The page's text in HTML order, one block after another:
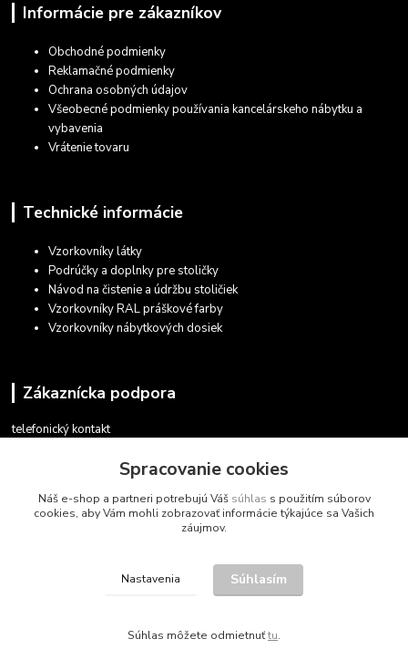
Informácie pre zákazníkov
Obchodné podmienky
Reklamačné podmienky
Ochrana osobných údajov
Všeobecné podmienky používania kancelárskeho nábytku a
vybavenia
Vrátenie tovaru
Technické informácie
Vzorkovníky látky
Podrúčky a doplnky pre stoličky
Návod na čistenie a údržbu stoličiek
Vzorkovníky RAL práškové farby
Vzorkovníky nábytkových dosiek
Zákaznícka podpora
telefonický kontakt
v pracovných dňoch 08.30 - 16.00
obchod@marketsk.sk
© 2013 - 2026
Spracovanie cookies
Náš e-shop a partneri potrebujú Váš súhlas s použitím súborov
cookies, aby Vám mohli zobrazovať informácie týkajúce sa Vašich
záujmov.
Nastavenia Súhlasím
Súhlas môžete odmietnuťtu.